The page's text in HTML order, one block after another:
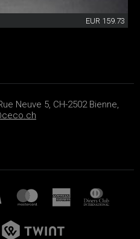
EUR 159.73
Neuve 5, CH-2502 Bienne,